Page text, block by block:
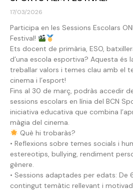
17/03/2026
Participa en les Sessions Escolars
Festival!
Ets docent de primària, ESO,
d’una escola esportiva? Aquesta
treballar valors i temes clau amb el
cinema i l’esport!
Fins al 30 de març, podràs accedir
sessions escolars en línia del BCN
iniciativa educativa que combina
màgia del cinema.
Què hi trobaràs?
• Reflexions sobre temes socials i
estereotips, bullying, rendiment
gènere.
• Sessions adaptades per edats: De
contingut temàtic rellevant i